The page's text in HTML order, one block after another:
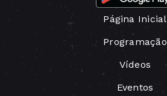
Página Inicial
Programação
Vídeos
Eventos